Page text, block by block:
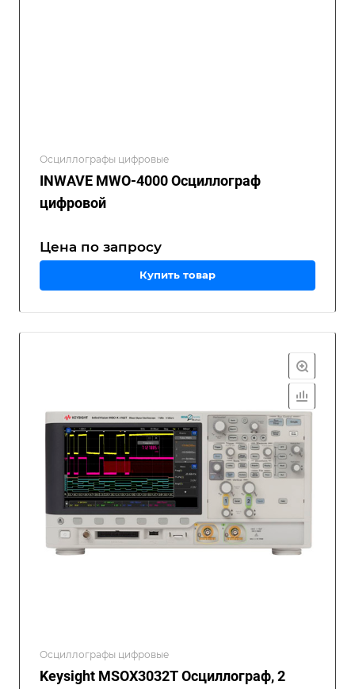
Осциллографы цифровые
INWAVE MWO-4000 Осциллограф
цифровой
Цена по запросу
Купить товар
Осциллографы цифровые
Keysight MSOX3032T Осциллограф, 2